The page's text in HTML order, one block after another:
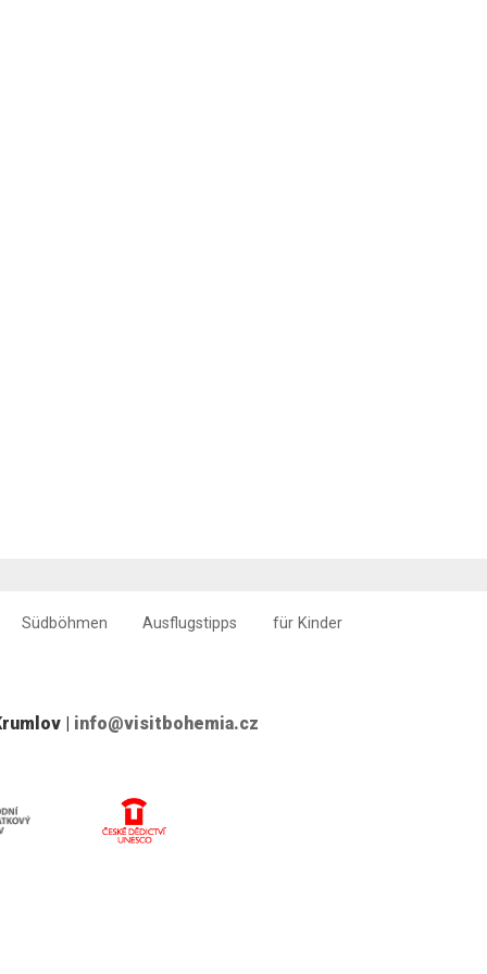
Südböhmen Ausflugstipps für Kinder
| info@visitbohemia.cz